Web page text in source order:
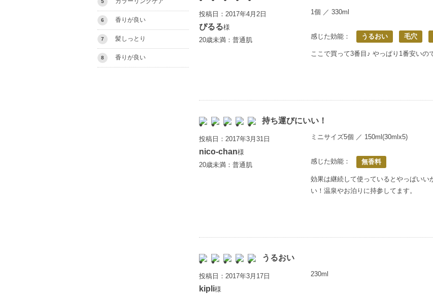
投稿日：2017年4月2日
ぴるる様
20歳未満：普通肌
1個 ／ 330ml
感じた効能： うるおい 毛穴
ここで買って3番目♪ やっぱり1番安いの
持ち運びにいい！
投稿日：2017年3月31日
nico-chan様
20歳未満：普通肌
ミニサイズ5個 ／ 150ml(30mlx5)
感じた効能： 無香料
効果は継続して使っているとやっぱい
い！温泉やお泊りに持参してます。
うるおい
投稿日：2017年3月17日
kipli様
230ml
5
6 香りが良い
7 髪しっとり
8 香りが良い